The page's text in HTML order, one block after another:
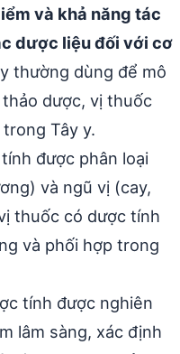
và khả năng tác
dược liệu đối với cơ
thường dùng để mô
dược, vị thuốc
Tây y.
được phân loại
và ngũ vị (cay,
thuốc có dược tính
và phối hợp trong
tính được nghiên
lâm sàng, xác định